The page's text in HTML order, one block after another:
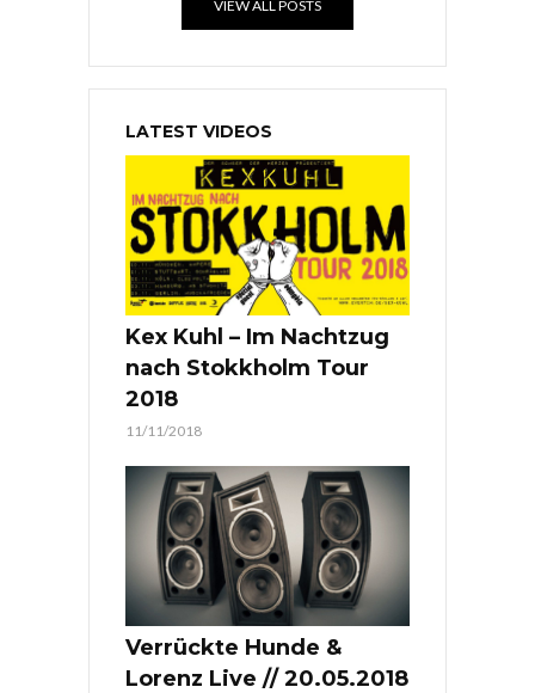
VIEW ALL POSTS
LATEST VIDEOS
Kex Kuhl – Im Nachtzug
nach Stokkholm Tour
2018
11/11/2018
Verrückte Hunde &
Lorenz Live // 20.05.2018